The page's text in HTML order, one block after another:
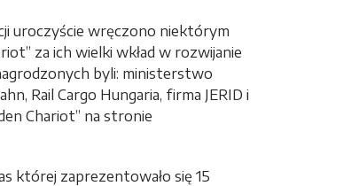
uroczyście wręczono niektórym
za ich wielki wkład w rozwijanie
byli: ministerstwo
Rail Cargo Hungaria, firma JERID i
Chariot” na stronie
której zaprezentowało się 15